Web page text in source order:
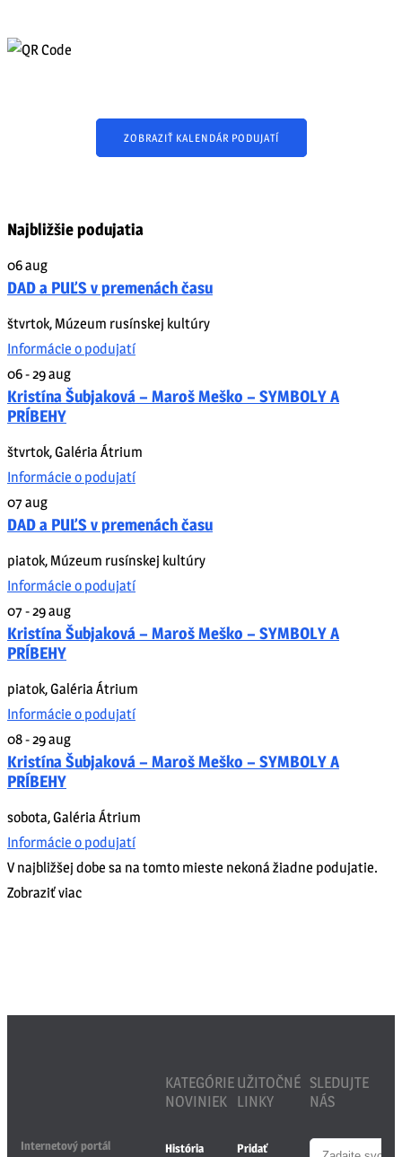
ZOBRAZIŤ KALENDÁR PODUJATÍ
Najbližšie podujatia
06aug
DAD a PUĽS v premenách času
štvrtok, Múzeum rusínskej kultúry
Informácie o podujatí
06 - 29aug
Kristína Šubjaková – Maroš Meško – SYMBOLY A
PRÍBEHY
štvrtok,Galéria Átrium
Informácie o podujatí
07 aug
DAD a PUĽS v premenách času
piatok, Múzeum rusínskej kultúry
Informácie o podujatí
07 - 29aug
Kristína Šubjaková – Maroš Meško – SYMBOLY A
PRÍBEHY
piatok,Galéria Átrium
Informácie o podujatí
08 - 29aug
Kristína Šubjaková – Maroš Meško – SYMBOLY A
PRÍBEHY
sobota,Galéria Átrium
Informácie o podujatí
V najbližšej dobe sa na tomto mieste nekoná žiadne podujatie.
Zobraziť viac
Internetový portál
KATEGÓRIE
NOVINIEK
História
UŽITOČNÉ
LINKY
Pridať
SLEDUJTE
NÁS